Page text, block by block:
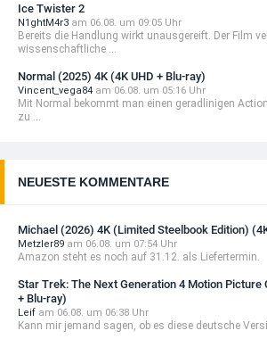
Ice Twister 2
N1ghtM4r3 am 06.08. um 09:05 Uhr
Bereits die Handlung wirkt unausgereift. Der Film
wissenschaftliche ...
Normal (2025) 4K (4K UHD + Blu-ray)
Vincent_vega84 am 06.08. um 05:16 Uhr
Mit Normal bekommt man einen geradlinigen
zu ...
NEUESTE KOMMENTARE
Michael (2026) 4K (Limited Steelbook Edition)
Metzler89 am 06.08. um 07:54 Uhr
Amazon steht es noch auf 31.12. als Liefertermin.
Star Trek: The Next Generation 4 Motion Picture
+ Blu-ray)
Leif am 06.08. um 06:38 Uhr
Kann mir jemand sagen, ob es diese deutsche